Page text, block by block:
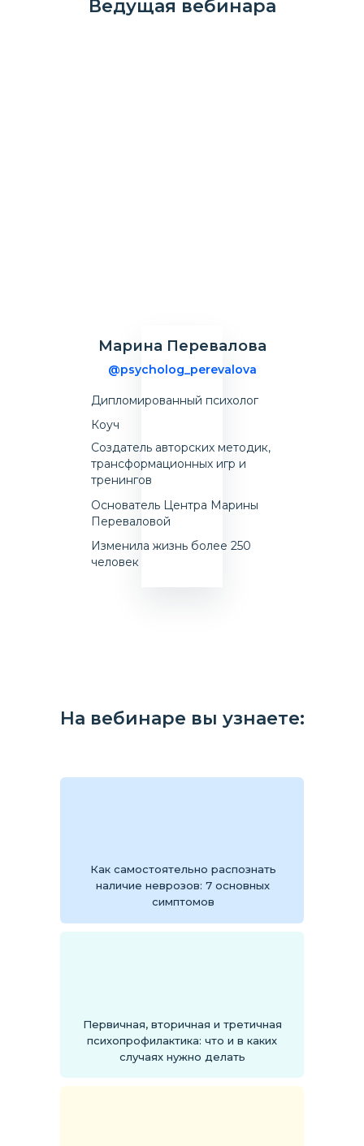
Ведущая вебинара
Коуч
Изменила жизнь более 250
человек
Создатель авторских методик,
трансформационных игр и
тренингов
Основатель Центра Марины
Переваловой
Дипломированный психолог
Марина Перевалова
@psycholog_perevalova
На вебинаре вы узнаете:
Первичная, вторичная и третичная
психопрофилактика: что и в каких
случаях нужно делать
Как самостоятельно распознать
наличие неврозов: 7 основных
симптомов